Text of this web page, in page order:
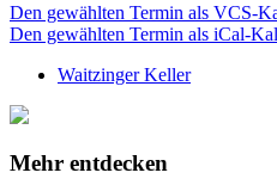
Den gewählten Termin als VCS-
Den gewählten Termin als iCal-
Waitzinger Keller
Mehr entdecken